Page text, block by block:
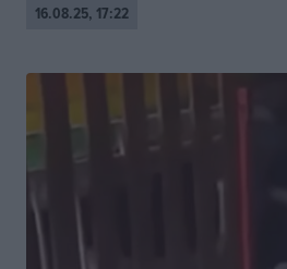
16.08.25, 17:22